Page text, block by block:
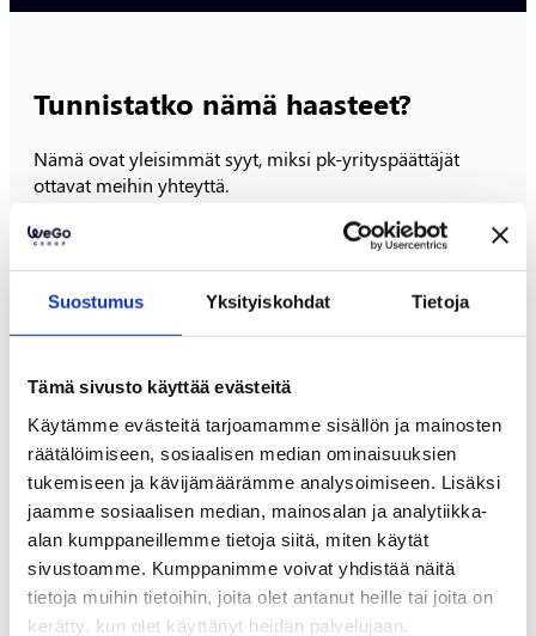
Suostumus Yksityiskohdat Tietoja
Tämä sivusto käyttää evästeitä
Käytämme evästeitä tarjoamamme sisällön ja mainosten
räätälöimiseen, sosiaalisen median ominaisuuksien
tukemiseen ja kävijämäärämme analysoimiseen. Lisäksi
jaamme sosiaalisen median, mainosalan ja analytiikka-
alan kumppaneillemme tietoja siitä, miten käytät
sivustoamme. Kumppanimme voivat yhdistää näitä
tietoja muihin tietoihin, joita olet antanut heille tai joita on
kerätty, kun olet käyttänyt heidän palvelujaan.
Tunnistatko nämä haasteet?
Nämä ovat yleisimmät syyt, miksi pk-yrityspäättäjät
ottavat meihin yhteyttä.
Mitä useamman tunnistat, sitä kipeämmin tarvitset
1. IT-ympäristö ei toimi kunnolla
työntekoa. Vikatilanteita on liikaa.
2. Tuki ei vastaa ajoissa
Ongelmien selvittäminen vie liikaa aikaa. Ette tiedä
keneen ottaa yhteyttä missäkin tilanteessa.